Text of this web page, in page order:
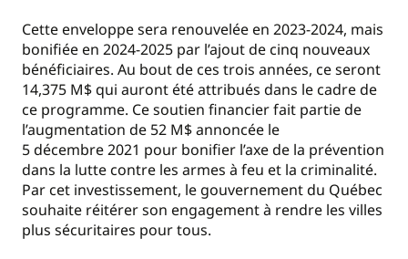
Cette enveloppe sera renouvelée en 2023-2024, mais
bonifiée en 2024-2025 par l’ajout de cinq nouveaux
bénéficiaires. Au bout de ces trois années, ce seront
14,375 M$ qui auront été attribués dans le cadre de
ce programme. Ce soutien financier fait partie de
l’augmentation de 52 M$ annoncée le
5 décembre 2021 pour bonifier l’axe de la prévention
dans la lutte contre les armes à feu et la criminalité.
Par cet investissement, le gouvernement du Québec
souhaite réitérer son engagement à rendre les villes
plus sécuritaires pour tous.